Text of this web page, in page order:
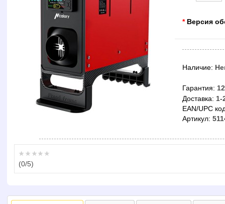
* Версия
Наличие:
Гарантия:
Доставка: 1-
EAN/UPC
Артикул:
(0/5)